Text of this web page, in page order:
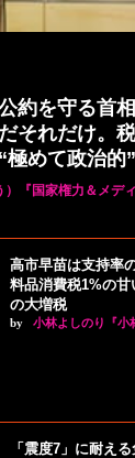
約を守る首
それだけ。
極めて政治的
）『国家権力＆メデ
高市早苗は支持率
料品消費税1%の
の大増税
by 小林よしのり『小
「震度7」に耐え